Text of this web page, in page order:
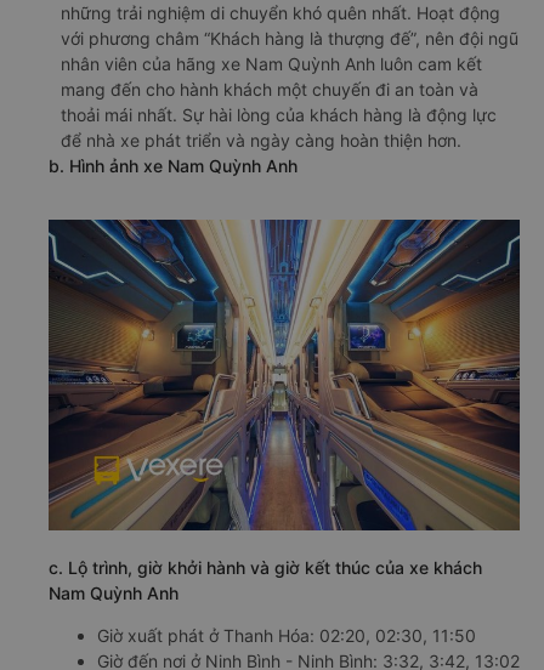
những trải nghiệm di chuyển khó quên nhất. Hoạt động
với phương châm “Khách hàng là thượng đế”, nên đội ngũ
nhân viên của hãng xe Nam Quỳnh Anh luôn cam kết
mang đến cho hành khách một chuyến đi an toàn và
thoải mái nhất. Sự hài lòng của khách hàng là động lực
để nhà xe phát triển và ngày càng hoàn thiện hơn.
b. Hình ảnh xe Nam Quỳnh Anh
c. Lộ trình, giờ khởi hành và giờ kết thúc của xe khách
Nam Quỳnh Anh
Giờ xuất phát ở Thanh Hóa: 02:20, 02:30, 11:50
Giờ đến nơi ở Ninh Bình - Ninh Bình: 3:32, 3:42, 13:02